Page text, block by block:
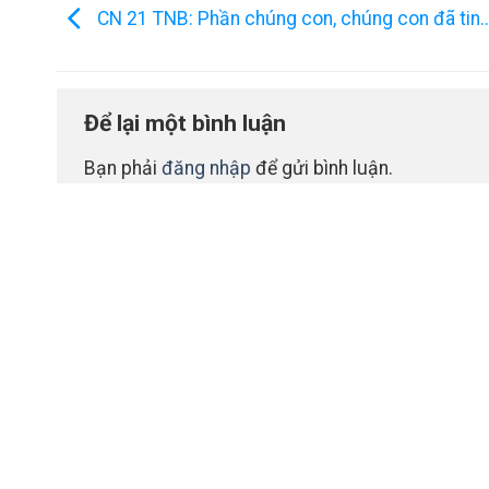
CN 21 TNB: Phần chúng con, chúng con đã
Để lại một bình luận
Bạn phải đăng nhập để gửi bình luận.